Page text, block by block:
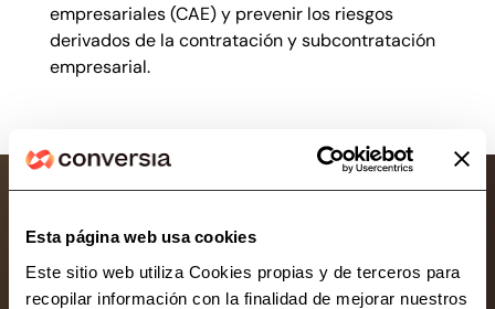
Esta página web usa cookies
Este sitio web utiliza Cookies propias y de terceros para
recopilar información con la finalidad de mejorar nuestros
empresariales (CAE) y prevenir los riesgos
derivados de la contratación y subcontratación
empresarial.
Consultoría líder en protección de datos y